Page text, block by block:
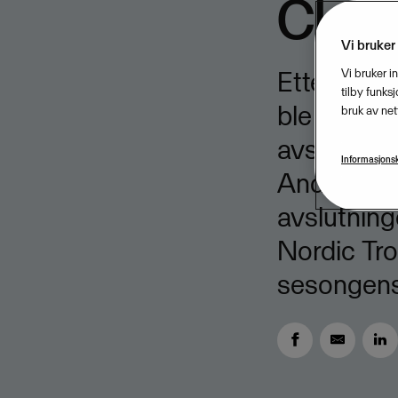
Etter en
ble den
avsluttet i
Andreas
Nordic
Vi
Vi bruker
tilby
bruk av